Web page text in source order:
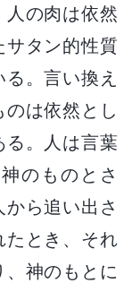
人の肉は依然
サタン的性質
。言い換え
は依然とし
。人は言葉
のものとさ
ら追い出さ
たとき、それ
神のもとに